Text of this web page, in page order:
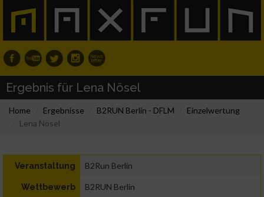
Ergebnis für Lena Nösel
Home Ergebnisse B2RUN Berlin - DFLM
Einzelwertung
Lena Nösel
Veranstaltung B2Run Berlin
Wettbewerb B2RUN Berlin